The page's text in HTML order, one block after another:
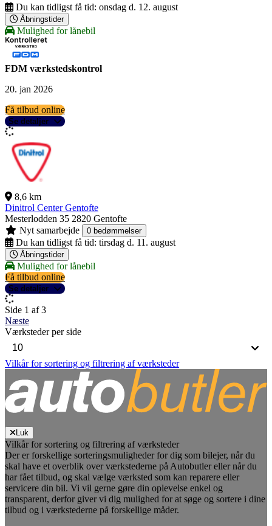
Du kan tidligst få tid: onsdag d. 12. august
Åbningstider
Mulighed for lånebil
FDM værkstedskontrol
20. jan 2026
Få tilbud online
Se detaljer
8,6 km
Dinitrol Center Gentofte
Mesterlodden 35 2820 Gentofte
Nyt samarbejde
0 bedømmelser
Du kan tidligst få tid: tirsdag d. 11. august
Åbningstider
Mulighed for lånebil
Få tilbud online
Se detaljer
Side 1 af 3
Næste
Værksteder per side
Vilkår for sortering og filtrering af værksteder
Luk
Vilkår for sortering og filtrering af værksteder
Der er forskellige sorteringsmuligheder for dig som bilejer, når du
skal have et overblik over værkstederne på Autobutler eller når du
har fået tilbud, og skal vælge værksted som kan reparere eller
servicere din bil. Vi vil gerne gøre din oplevelse enkel og
transparent, derfor giver vi dig mulighed for at søge og sortere i dine
tilbud og i værkstederne på forskellige måder.